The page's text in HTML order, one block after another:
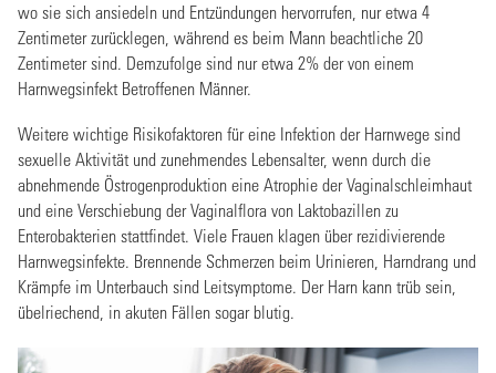
wo sie sich ansiedeln und Entzündungen hervorrufen, nur etwa 4
Zentimeter zurücklegen, während es beim Mann beachtliche 20
Zentimeter sind. Demzufolge sind nur etwa 2% der von einem
Harnwegsinfekt Betroffenen Männer.
Weitere wichtige Risikofaktoren für eine Infektion der Harnwege sind
sexuelle Aktivität und zunehmendes Lebensalter, wenn durch die
abnehmende Östrogenproduktion eine Atrophie der Vaginalschleimhaut
und eine Verschiebung der Vaginalflora von Laktobazillen zu
Enterobakterien stattfindet. Viele Frauen klagen über rezidivierende
Harnwegsinfekte. Brennende Schmerzen beim Urinieren, Harndrang und
Krämpfe im Unterbauch sind Leitsymptome. Der Harn kann trüb sein,
übelriechend, in akuten Fällen sogar blutig.